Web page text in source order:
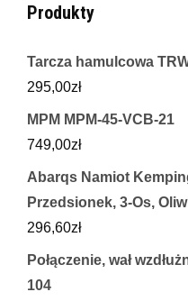
Produkty
Tarcza hamulcowa
295,00zł
MPM MPM-45-VCB-21
749,00zł
Abarqs Namiot
Przedsionek, 3-Os,
296,60zł
Połączenie, wał
104